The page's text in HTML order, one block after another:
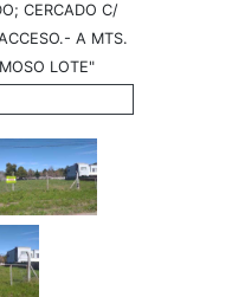
CERCADO C/
A MTS.
LOTE"